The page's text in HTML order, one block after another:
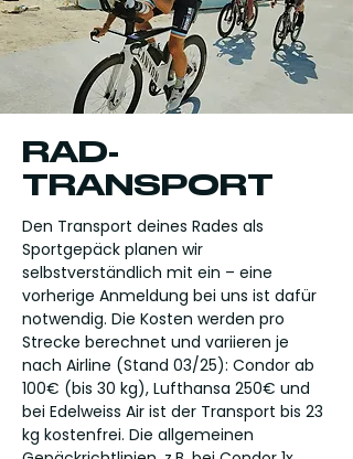
RAD-
TRANSPORT
Den Transport deines Rades als
Sportgepäck planen wir
selbstverständlich mit ein – eine
vorherige Anmeldung bei uns ist dafür
notwendig. Die Kosten werden pro
Strecke berechnet und variieren je
nach Airline (Stand 03/25): Condor ab
100€ (bis 30 kg), Lufthansa 250€ und
bei Edelweiss Air ist der Transport bis 23
kg kostenfrei. Die allgemeinen